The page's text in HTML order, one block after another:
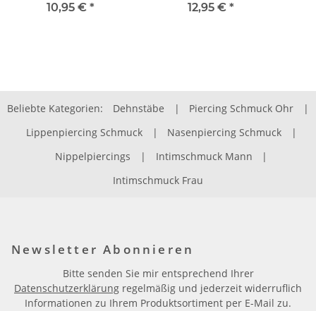
10,95 € *
12,95 € *
Beliebte Kategorien: Dehnstäbe | Piercing Schmuck Ohr
|
Lippenpiercing Schmuck
| Nasenpiercing Schmuck
|
Nippelpiercings
| Intimschmuck Mann
|
Intimschmuck Frau
Newsletter Abonnieren
Bitte senden Sie mir entsprechend Ihrer
Datenschutzerklärung regelmäßig und jederzeit widerruflich
Informationen zu Ihrem Produktsortiment per E-Mail zu.